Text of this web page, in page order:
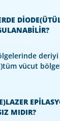
deriyi
vücut
MIDIR?